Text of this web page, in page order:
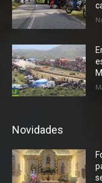
Novidades